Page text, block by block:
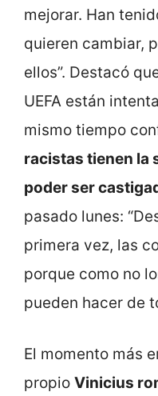
mejorar. Han
quieren cambiar,
ellos”. Destacó
UEFA están
mismo tiempo
racistas tienen la
poder ser
pasado lunes:
primera vez, las
porque como no
pueden hacer de
El momento más
propio Vinicius